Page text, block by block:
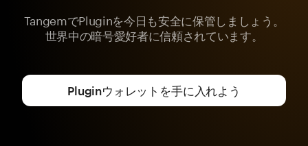
TangemでPluginを今日も安全に保管しましょう。
世界中の暗号愛好者に信頼されています。
Pluginウォレットを手に入れよう